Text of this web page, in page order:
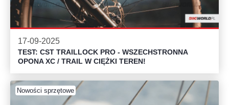
17-09-2025
TEST: CST TRAILLOCK PRO - WSZECHSTRONNA
OPONA XC / TRAIL W CIĘŻKI TEREN!
Nowości sprzętowe